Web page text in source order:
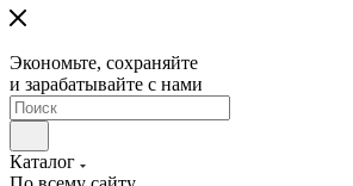
Экономьте, сохраняйте
и зарабатывайте с нами
Каталог